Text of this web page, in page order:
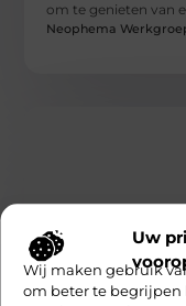
Uw
Wij maken gebruik
om beter te begrijpen
om te genieten van
Neophema
Deze camping
bereik je binnen